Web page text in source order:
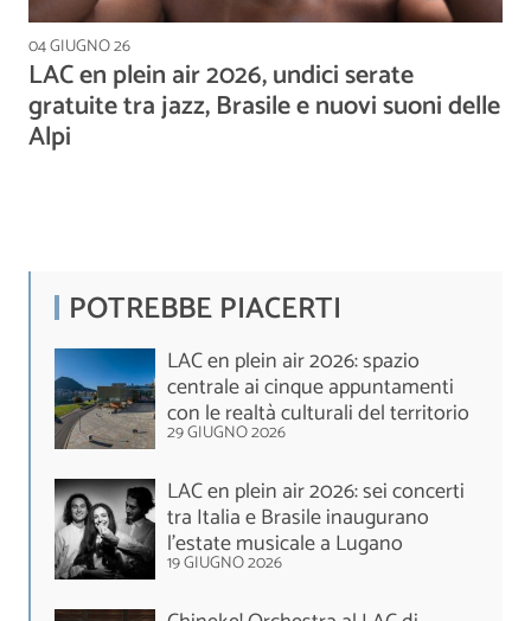
04 GIUGNO 26
LAC en plein air 2026, undici serate
gratuite tra jazz, Brasile e nuovi suoni delle
Alpi
POTREBBE PIACERTI
LAC en plein air 2026: spazio
centrale ai cinque appuntamenti
con le realtà culturali del territorio
29 GIUGNO 2026
LAC en plein air 2026: sei concerti
tra Italia e Brasile inaugurano
l'estate musicale a Lugano
19 GIUGNO 2026